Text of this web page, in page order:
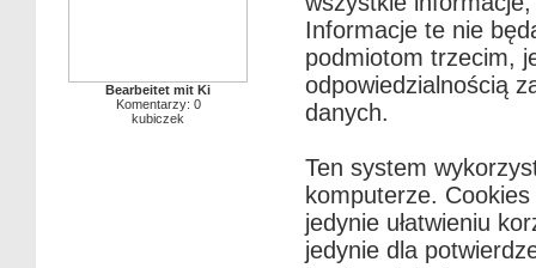
Bearbeitet mit Ki
Komentarzy: 0
kubiczek
Informacje te nie
podmiotom trzecim,
odpowiedzialnością
danych.
Ten system
komputerze.
jedynie ułatwieniu
jedynie dla